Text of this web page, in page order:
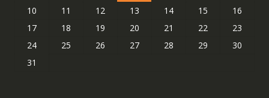
10
11 12 13 14 15
16
17
18 19 20 21 22
23
24
25 26 27 28 29
30
31